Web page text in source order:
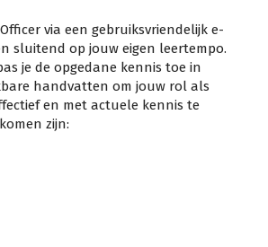
via een gebruiksvriendelijk e-
sluitend op jouw eigen leertempo.
je de opgedane kennis toe in
handvatten om jouw rol als
en met actuele kennis te
zijn: